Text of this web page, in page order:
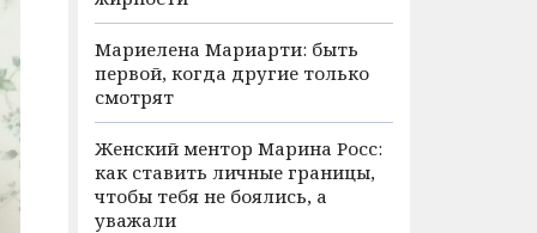
Мариелена Мариарти: быть
первой, когда другие только
смотрят
Женский ментор Марина Росс:
как ставить личные границы,
чтобы тебя не боялись, а
уважали